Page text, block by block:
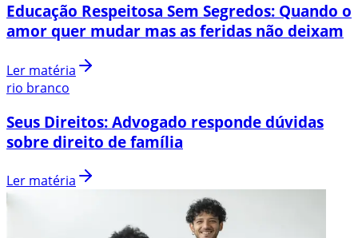
Educação Respeitosa Sem Segredos: Quando o
amor quer mudar mas as feridas não deixam
Ler matéria
rio branco
Seus Direitos: Advogado responde dúvidas
sobre direito de família
Ler matéria